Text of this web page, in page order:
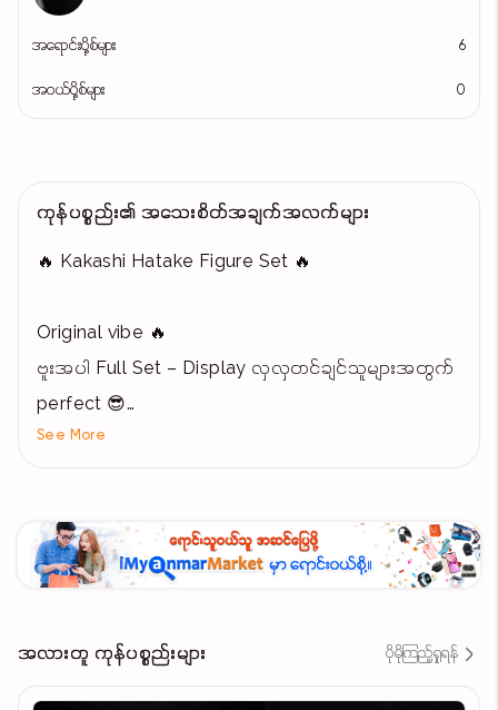
အရောင်းပို့စ်များ 6
အဝယ်ပို့စ်များ 0
ကုန်ပစ္စည်း၏ အသေးစိတ်အချက်အလက်များ
🔥 Kakashi Hatake Figure Set 🔥
Original vibe 🔥
ဗူးအပါ Full Set – Display လှလှတင်ချင်သူများအတွက်
perfect 😎
✨ Collection တင်လို့တန်တယ်
📦 Ready stock – အရမ်းနည်းတယ်နော်
See More
အလားတူ ကုန်ပစ္စည်းများ ပိုမိုကြည့်ရှုရန်